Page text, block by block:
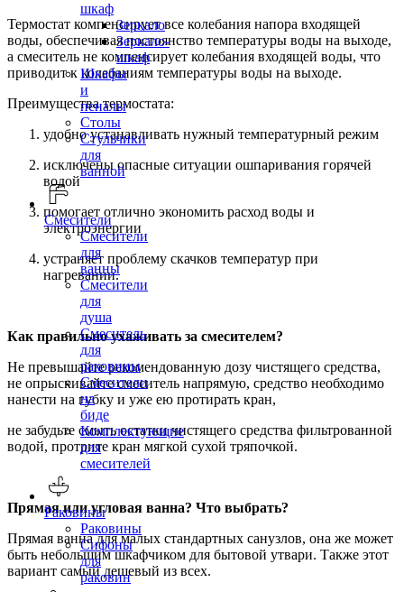
шкаф
Зеркало
Зеркало-
шкаф
Шкафы
и
пеналы
Столы
Стульчики
для
ванной
Смесители
Смесители
для
ванны
Смесители
для
душа
Смеситель
для
раковины
Смесители
на
биде
Комплектующие
для
смесителей
Раковины
Раковины
Сифоны
для
раковин
Термостат компенсирует все колебания напора входящей
воды, обеспечивая постоянство температуры воды на выходе,
а смеситель не компенсирует колебания входящей воды, что
приводит к колебаниям температуры воды на выходе.
Преимущества термостата:
удобно устанавливать нужный температурный режим
исключены опасные ситуации ошпаривания горячей
водой
помогает отлично экономить расход воды и
электроэнергии
устраняет проблему скачков температур при
нагревании.
Как правильно ухаживать за смесителем?
Не превышайте рекомендованную дозу чистящего средства,
не опрыскивайте смеситель напрямую, средство необходимо
нанести на губку и уже ею протирать кран,
не забудьте смыть остатки чистящего средства фильтрованной
водой, протрите кран мягкой сухой тряпочкой.
Прямая или угловая ванна? Что выбрать?
Прямая ванна для малых стандартных санузлов, она же может
быть небольшим шкафчиком для бытовой утвари. Также этот
вариант самый дешевый из всех.